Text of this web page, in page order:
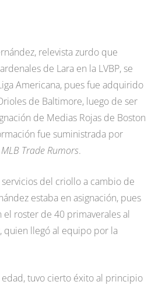
relevista zurdo que
de Lara en la LVBP, se
Americana, pues fue adquirido
de Baltimore, luego de ser
de Medias Rojas de Boston
fue suministrada por
MLB Trade Rumors.
del criollo a cambio de
estaba en asignación, pues
roster de 40 primaverales al
quien llegó al equipo por la
tuvo cierto éxito al principio